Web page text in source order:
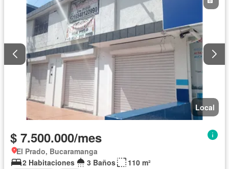
Local
$ 7.500.000/mes
El Prado, Bucaramanga
2 Habitaciones
3 Baños
110 m²